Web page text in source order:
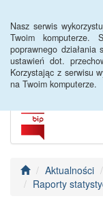
Nasz serwis
Twoim komputerze.
poprawnego działania
ustawień dot.
Korzystając z serwisu
na Twoim komputerze.
PUP
Aktualności
Raporty